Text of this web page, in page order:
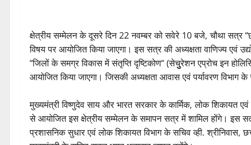
क्षेत्रीय सम्मेलन के दूसरे दिन 22 नवम्बर को सवेरे 10 बजे, चौथा सत्र
विषय पर आयोजित किया जाएगा। इस सत्र की अध्यक्षता वाणिज्य एवं
‘‘जिलों के समग्र विकास में संतृप्ति दृष्टिकोण‘‘ (सेचुुुरेशन एप्रोच इन
आयोजित किया जाएगा। जिसकी अध्यक्षता आवास एवं पर्यावरण
मुख्यमंत्री विष्णुदेव साय और भारत सरकार के कार्मिक, लोक शिकायत
से आयोजित इस क्षेत्रीय सम्मेलन के समापन सत्र में शामिल होंगे। इस
प्रशासनिक सुधार एवं लोक शिकायत विभाग के सचिव व्ही. श्रीनिवास,